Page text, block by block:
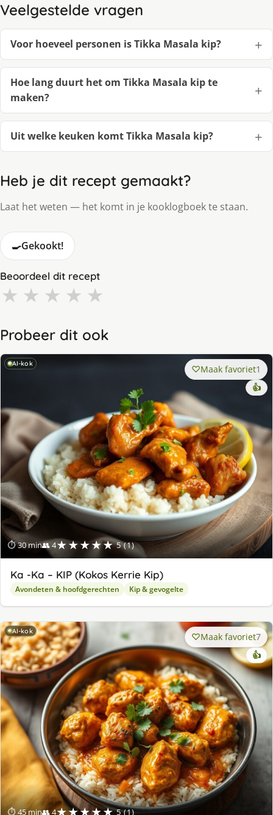
Veelgestelde vragen
Voor hoeveel personen is Tikka Masala kip?
Hoe lang duurt het om Tikka Masala kip te
maken?
Uit welke keuken komt Tikka Masala kip?
Heb je dit recept gemaakt?
Laat het weten — het komt in je kooklogboek te staan.
🍳Gekookt!
Beoordeel dit recept
★ ★ ★ ★ ★
Probeer dit ook
AI-kok
⏱ 30 min👥 4★★★★★ 5 (1)
Maak favoriet1
👍
Ka -Ka – KIP (Kokos Kerrie Kip)
Avondeten & hoofdgerechten Kip & gevogelte
AI-kok
⏱ 45 min👥 4★★★★★ 5 (1)
Maak favoriet7
👍